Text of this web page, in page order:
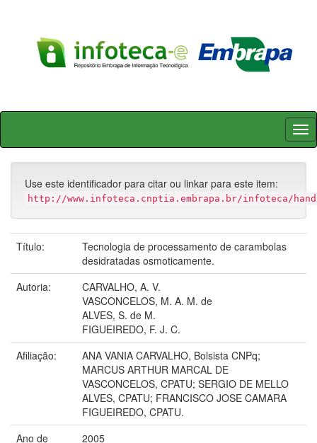
Skip
Use este identificador para citar ou linkar para este item:
http://www.infoteca.cnptia.embrapa.br/infoteca/
Título:
Tecnologia de processamento de carambolas
desidratadas osmoticamente.
Autoria:
CARVALHO, A. V.
VASCONCELOS, M. A. M. de
ALVES, S. de M.
FIGUEIREDO, F. J. C.
Afiliação:
ANA VANIA CARVALHO, Bolsista CNPq;
MARCUS ARTHUR MARCAL DE
VASCONCELOS, CPATU; SERGIO DE MELLO
ALVES, CPATU; FRANCISCO JOSE CAMARA
FIGUEIREDO, CPATU.
Ano de
2005